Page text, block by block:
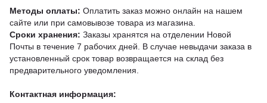
Методы оплаты: Оплатить заказ можно онлайн на нашем
сайте или при самовывозе товара из магазина.
Сроки хранения: Заказы хранятся на отделении Новой
Почты в течение 7 рабочих дней. В случае невыдачи заказа в
установленный срок товар возвращается на склад без
предварительного уведомления.
Контактная информация: